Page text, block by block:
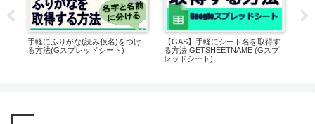
手軽にふりがな(読み仮名)をつけ
る方法(Gスプレッドシート)
【GAS】手軽にシート名を取得す
る方法 GETSHEETNAME (Gスプ
レッドシート)